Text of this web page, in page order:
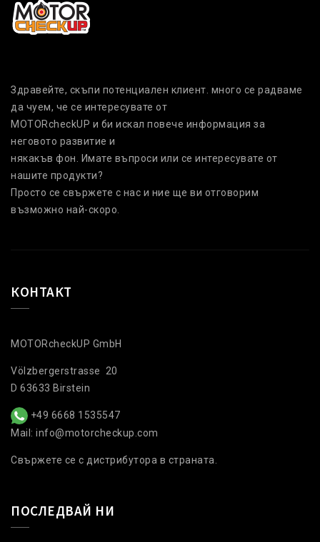
Здравейте, скъпи потенциален клиент. много се радваме
да чуем, че се интересувате от
MOTORcheckUP и би искал повече информация за
неговото развитие и
някакъв фон. Имате въпроси или се интересувате от
нашите продукти?
Просто се свържете с нас и ние ще ви отговорим
възможно най-скоро.
КОНТАКТ
MOTORcheckUP GmbH
Völzbergerstrasse 20
D 63633 Birstein
+49 6668 1535547
Mail: info@motorcheckup.com
Свържете се с дистрибутора в страната.
ПОСЛЕДВАЙ НИ